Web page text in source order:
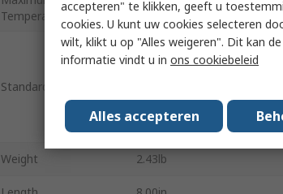
Temperature
70°C
Standards/Approvals
EN61000-4-8, EN61000-4-
4, EN61000-4-3, EN61000-
UL62368-1, IEC60601-1-2,
IEC62368, IEC60601-1 Ed
Weight 2.43lb
accepteren" te klikken, geeft u
cookies. U kunt uw cookies selecteren
wilt, klikt u op "Alles weigeren". Dit kan
informatie vindt u in ons cookiebeleid
Alles accepteren